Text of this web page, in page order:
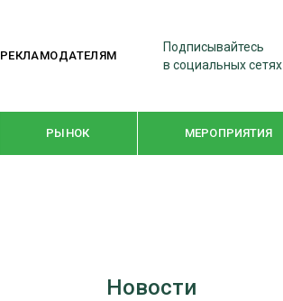
РЕКЛАМОДАТЕЛЯМ
Подписывайтесь
в социальных сетях
РЫНОК МЕРОПРИЯТИЯ
WOODEX-2021Новости